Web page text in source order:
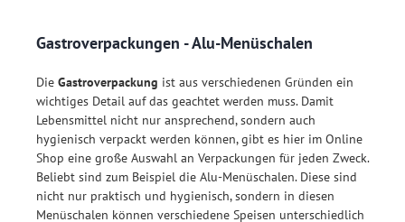
Gastroverpackungen - Alu-Menüschalen
Die Gastroverpackung ist aus verschiedenen Gründen ein
wichtiges Detail auf das geachtet werden muss. Damit
Lebensmittel nicht nur ansprechend, sondern auch
hygienisch verpackt werden können, gibt es hier im Online
Shop eine große Auswahl an Verpackungen für jeden Zweck.
Beliebt sind zum Beispiel die Alu-Menüschalen. Diese sind
nicht nur praktisch und hygienisch, sondern in diesen
Menüschalen können verschiedene Speisen unterschiedlich